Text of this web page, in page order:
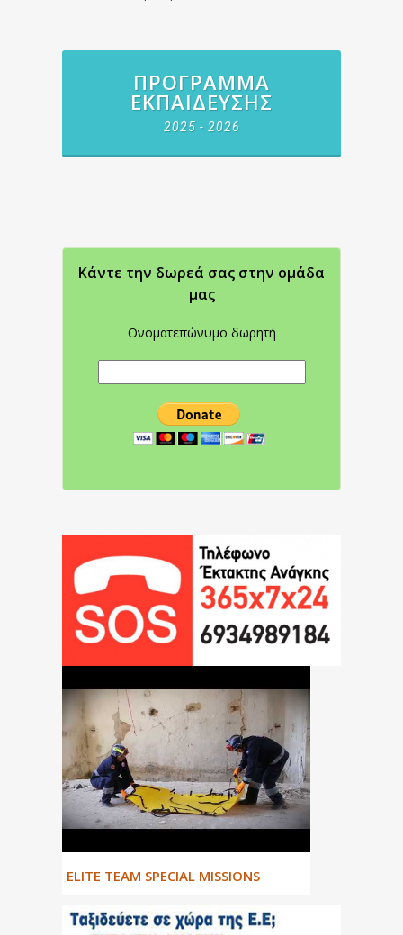
ΠΡΌΓΡΑΜΜΑ
ΕΚΠΑΊΔΕΥΣΗΣ
2025 - 2026
Κάντε την δωρεά σας στην oμάδα
μας
Ονοματεπώνυμο δωρητή
ΕLITE TEAM SPECIAL MISSIONS